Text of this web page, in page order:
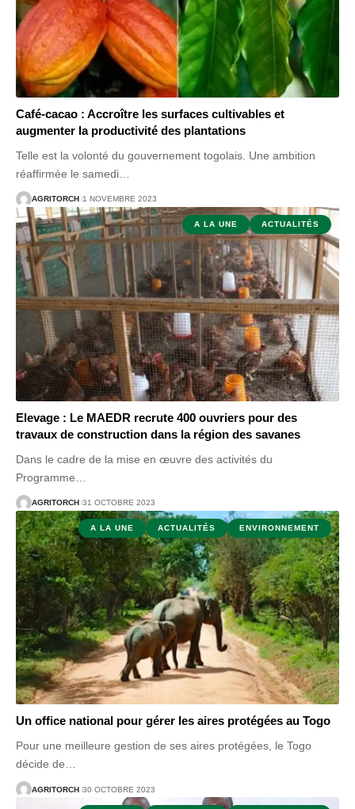
Café-cacao : Accroître les surfaces cultivables et
augmenter la productivité des plantations
Telle est la volonté du gouvernement togolais. Une ambition
réaffirmée le samedi
AGRITORCH 1 NOVEMBRE 2023
A LA UNE ACTUALITÉS
Elevage : Le MAEDR recrute 400 ouvriers pour des
travaux de construction dans la région des savanes
Dans le cadre de la mise en œuvre des activités du
Programme
AGRITORCH 31 OCTOBRE 2023
A LA UNE ACTUALITÉS ENVIRONNEMENT
Un office national pour gérer les aires protégées au Togo
Pour une meilleure gestion de ses aires protégées, le Togo
décide de…
AGRITORCH 30 OCTOBRE 2023